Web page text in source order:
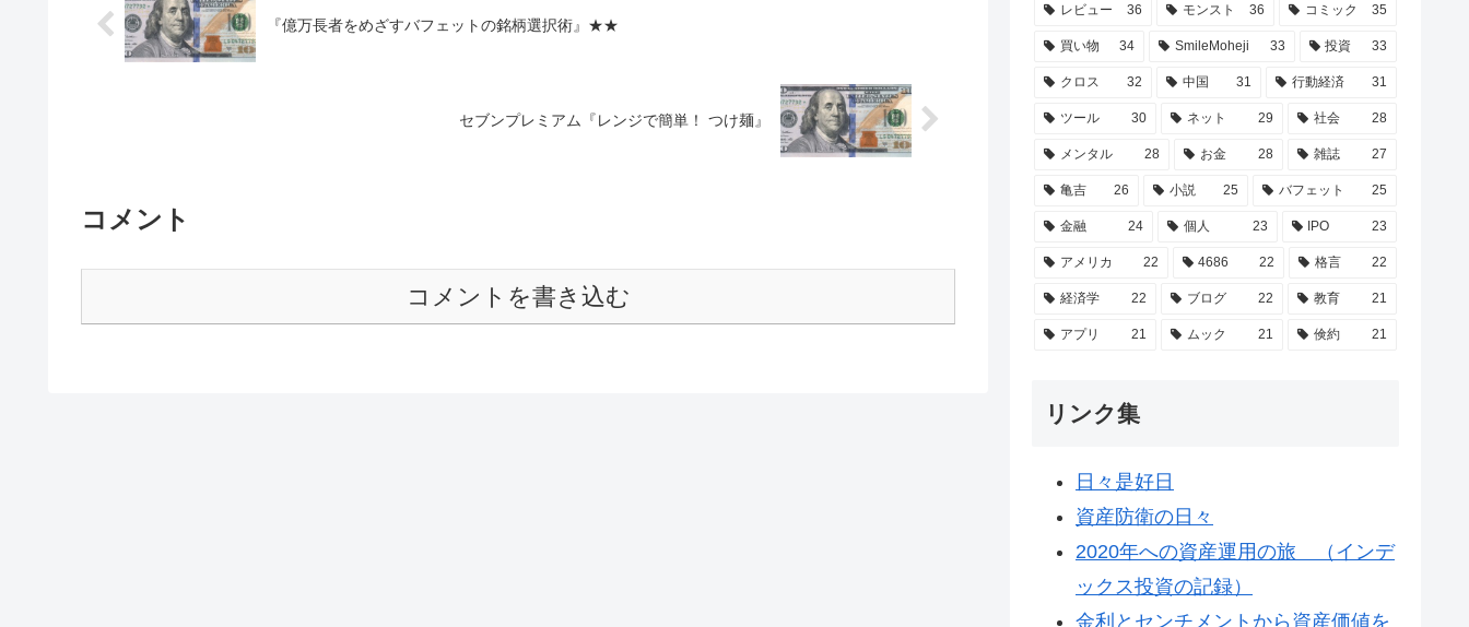
『億万長者をめざすバフェットの銘柄選択術』★★
セブンプレミアム『レンジで簡単！ つけ麺』
コメント
コメントを書き込む
レビュー 36 モンスト 36 コミック 35
買い物 34 SmileMoheji 33 投資 33
クロス 32 中国 31 行動経済 31
ツール 30 ネット 29 社会 28
メンタル 28 お金 28 雑誌 27
亀吉 26 小説 25 バフェット 25
金融 24 個人 23 IPO 23
アメリカ 22 4686 22 格言 22
経済学 22 ブログ 22 教育 21
アプリ 21 ムック 21 倹約 21
リンク集
日々是好日
資産防衛の日々
2020年への資産運用の旅 （インデ
ックス投資の記録）
金利とセンチメントから資産価値を